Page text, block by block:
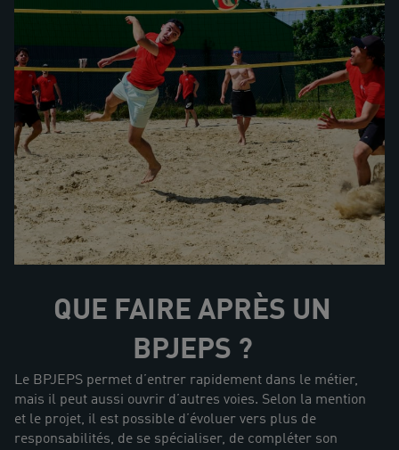
QUE FAIRE APRÈS UN
BPJEPS ?
Le BPJEPS permet d’entrer rapidement dans le métier,
mais il peut aussi ouvrir d’autres voies. Selon la mention
et le projet, il est possible d’évoluer vers plus de
responsabilités, de se spécialiser, de compléter son